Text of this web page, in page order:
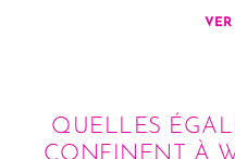
QUELLES
CONFINENT À